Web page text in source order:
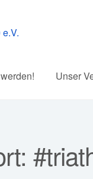
Unser